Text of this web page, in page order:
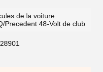
de la voiture
Precedent 48-Volt de club